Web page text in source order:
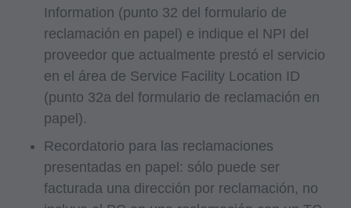
Information (punto 32 del formulario de
reclamación en papel) e indique el NPI del
proveedor que actualmente prestó el servicio
en el área de Service Facility Location ID
(punto 32a del formulario de reclamación en
papel).
Recordatorio para las reclamaciones
presentadas en papel: sólo puede ser
facturada una dirección por reclamación, no